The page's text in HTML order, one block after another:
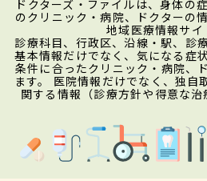
ドクターズ・ファイルは、身体の
のクリニック・病院、ドクターの
地域医療情報サイ
診療科目、行政区、沿線・駅、診
基本情報だけでなく、気になる症
条件に合ったクリニック・病院、
ます。 医院情報だけでなく、独自
関する情報（診療方針や得意な治